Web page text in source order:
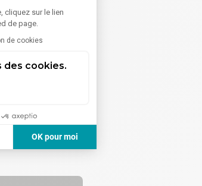
cliquez sur le lien
de page.
de cookies
des cookies.
OK pour moi
et de gérer vos paramètres de